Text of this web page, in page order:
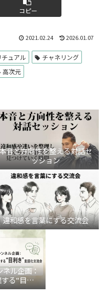
コピー
2021.02.24 2026.01.07
チュアル
チャネリング
高次元
音と方向性を整える対話セ
ッション
違和感を言葉にする交流会
ネル企画：
る“目利
会』